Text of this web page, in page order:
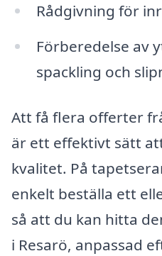
Rådgivning för
Förberedelse av
spackling och
Att få flera offerter
är ett effektivt sätt
kvalitet. På
enkelt beställa ett
så att du kan hitta
i Resarö, anpassad